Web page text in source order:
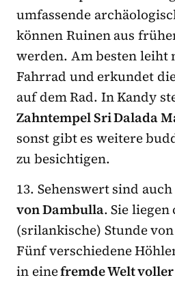
umfassende
können Ruinen aus
werden. Am besten leiht
Fahrrad und erkundet
auf dem Rad. In Kandy
Zahntempel Sri Dalada
sonst gibt es weitere
zu besichtigen.
13. Sehenswert sind
von Dambulla. Sie liegen
(srilankische) Stunde
Fünf verschiedene
in einefremde Welt